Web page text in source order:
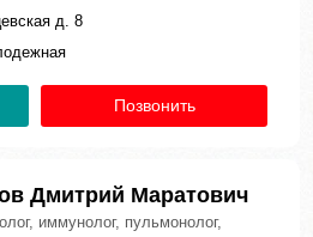
д. 8
Позвонить
Дмитрий Маратович
иммунолог, пульмонолог,